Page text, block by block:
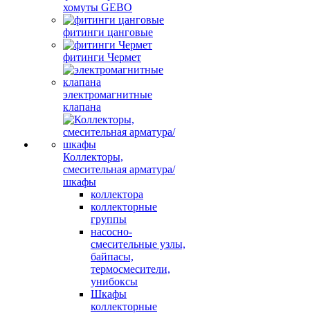
хомуты GEBO
фитинги цанговые
фитинги Чермет
электромагнитные
клапана
Коллекторы,
смесительная арматура/
шкафы
коллектора
коллекторные
группы
насосно-
смесительные узлы,
байпасы,
термосмесители,
унибоксы
Шкафы
коллекторные